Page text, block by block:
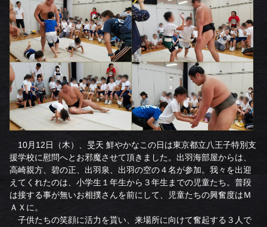
10月12日（木）、旻天 鮮やかなこの日は東京都立八王子特別支
援学校に慰問へとお邪魔させて頂きました。出羽海部屋からは、
高崎親方、碧の正、出羽泉、出羽の空の４名が参加。我々を出迎
えてくれたのは、小学生１年生から３年生までの児童たち。普段
は接する事が無いお相撲さんを前にして、児童たちの興奮度はＭ
ＡＸに。
子供たちの笑顔に活力を貰い、来場所に向けて奮起する３人で